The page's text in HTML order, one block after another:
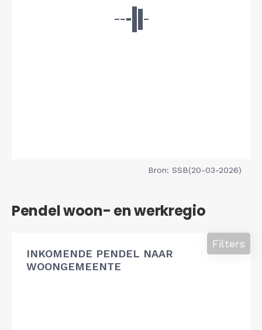
Bron: SSB(20-03-2026)
Pendel woon- en werkregio
INKOMENDE PENDEL NAAR
WOONGEMEENTE
Filters